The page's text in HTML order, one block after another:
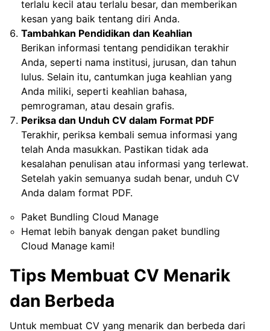
terlalu kecil atau terlalu besar, dan memberikan
kesan yang baik tentang diri Anda.
Tambahkan Pendidikan dan Keahlian
Berikan informasi tentang pendidikan terakhir
Anda, seperti nama institusi, jurusan, dan tahun
lulus. Selain itu, cantumkan juga keahlian yang
Anda miliki, seperti keahlian bahasa,
pemrograman, atau desain grafis.
Periksa dan Unduh CV dalam Format PDF
Terakhir, periksa kembali semua informasi yang
telah Anda masukkan. Pastikan tidak ada
kesalahan penulisan atau informasi yang terlewat.
Setelah yakin semuanya sudah benar, unduh CV
Anda dalam format PDF.
Paket Bundling Cloud Manage
Hemat lebih banyak dengan paket bundling
Cloud Manage kami!
Tips Membuat CV Menarik
dan Berbeda
Untuk membuat CV yang menarik dan berbeda dari